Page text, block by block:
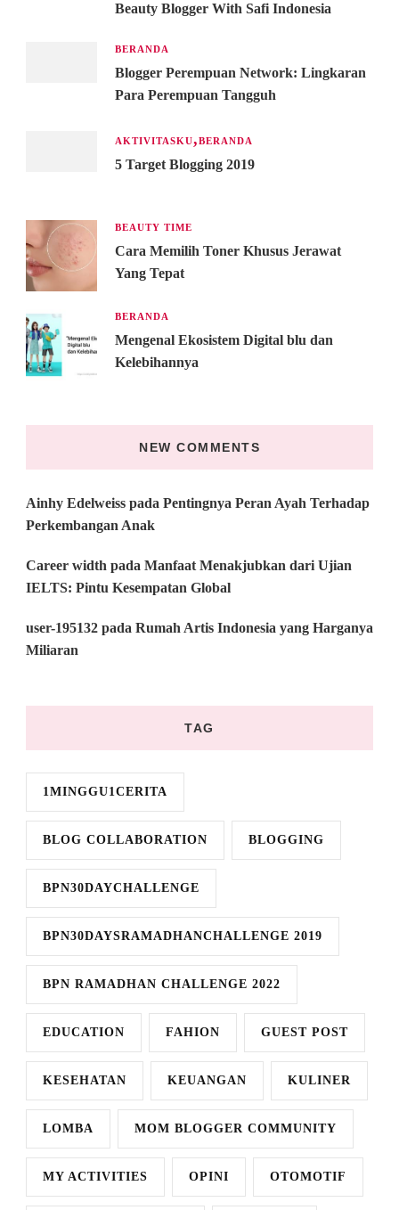
Beauty Blogger With Safi Indonesia
BERANDA
Blogger Perempuan Network: Lingkaran
Para Perempuan Tangguh
AKTIVITASKU BERANDA
5 Target Blogging 2019
BEAUTY TIME
Cara Memilih Toner Khusus Jerawat
Yang Tepat
BERANDA
Mengenal Ekosistem Digital blu dan
Kelebihannya
NEW COMMENTS
Ainhy Edelweiss pada Pentingnya Peran Ayah Terhadap
Perkembangan Anak
Career width pada Manfaat Menakjubkan dari Ujian
IELTS: Pintu Kesempatan Global
user-195132 pada Rumah Artis Indonesia yang Harganya
Miliaran
TAG
1MINGGU1CERITA
BLOG COLLABORATION BLOGGING
BPN30DAYCHALLENGE
BPN30DAYSRAMADHANCHALLENGE 2019
BPN RAMADHAN CHALLENGE 2022
EDUCATION FAHION GUEST POST
KESEHATAN KEUANGAN KULINER
LOMBA MOM BLOGGER COMMUNITY
MY ACTIVITIES OPINI OTOMOTIF